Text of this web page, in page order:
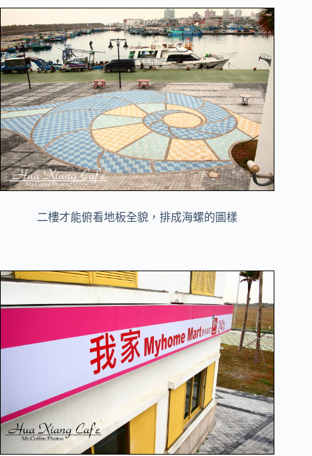
二樓才能俯看地板全貌，排成海螺的圖樣